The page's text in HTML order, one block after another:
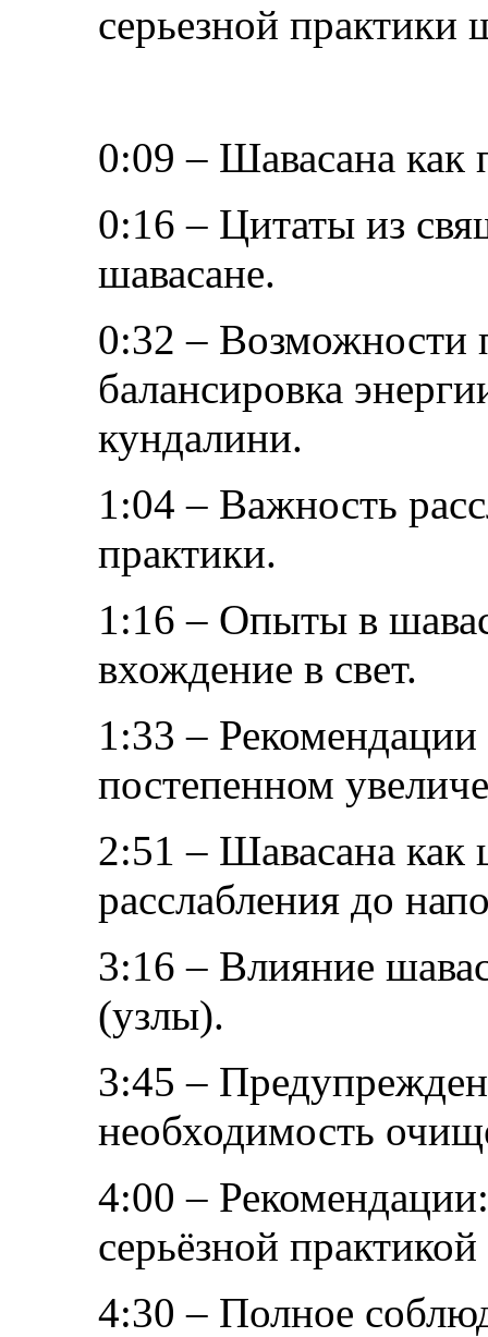
серьезной практики
0:09 – Шавасана как
0:16 – Цитаты из
шавасане.
0:32 – Возможности
балансировка
кундалини.
1:04 – Важность
практики.
1:16 – Опыты в
вхождение в свет.
1:33 –
постепенном
2:51 – Шавасана как
расслабления до
3:16 – Влияние
(узлы).
3:45 –
необходимость
4:00 –
серьёзной
4:30 – Полное